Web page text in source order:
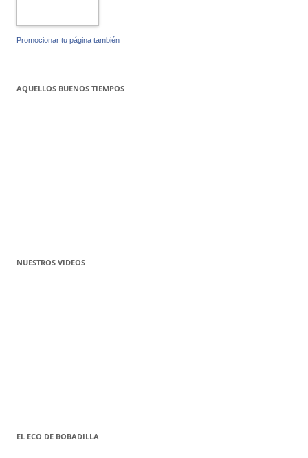
Promocionar tu página también
AQUELLOS BUENOS TIEMPOS
NUESTROS VIDEOS
EL ECO DE BOBADILLA